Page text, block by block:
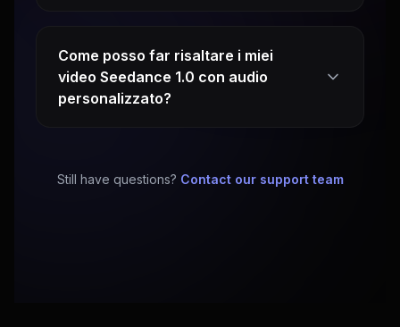
Come posso far risaltare i miei
video Seedance 1.0 con audio
personalizzato?
Still have questions? Contact our support team